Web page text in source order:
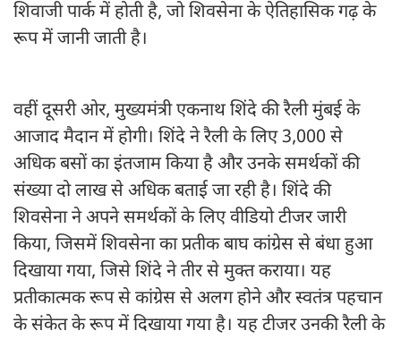
शिवाजी पार्क में होती है, जो शिवसेना के ऐतिहासिक गढ़ के
रूप में जानी जाती है।
वहीं दूसरी ओर, मुख्यमंत्री एकनाथ शिंदे की रैली मुंबई के
आजाद मैदान में होगी। शिंदे ने रैली के लिए 3,000 से
अधिक बसों का इंतजाम किया है और उनके समर्थकों की
संख्या दो लाख से अधिक बताई जा रही है। शिंदे की
शिवसेना ने अपने समर्थकों के लिए वीडियो टीजर जारी
किया, जिसमें शिवसेना का प्रतीक बाघ कांग्रेस से बंधा हुआ
दिखाया गया, जिसे शिंदे ने तीर से मुक्त कराया। यह
प्रतीकात्मक रूप से कांग्रेस से अलग होने और स्वतंत्र पहचान
के संकेत के रूप में दिखाया गया है। यह टीजर उनकी रैली के